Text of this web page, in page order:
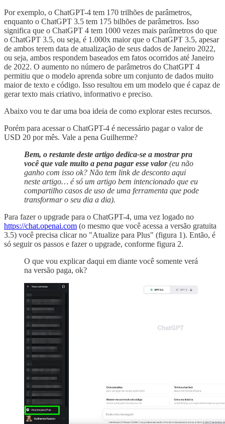
Por exemplo, o ChatGPT-4 tem 170 trilhões de parâmetros,
enquanto o ChatGPT 3.5 tem 175 bilhões de parâmetros. Isso
significa que o ChatGPT 4 tem 1000 vezes mais parâmetros do que
o ChatGPT 3.5, ou seja, é 1.000x maior que o ChatGPT 3.5, apesar
de ambos terem data de atualização de seus dados de Janeiro 2022,
ou seja, ambos respondem baseados em fatos ocorridos até Janeiro
de 2022. O aumento no número de parâmetros do ChatGPT 4
permitiu que o modelo aprenda sobre um conjunto de dados muito
maior de texto e código. Isso resultou em um modelo que é capaz de
gerar texto mais criativo, informativo e preciso.
Abaixo vou te dar uma boa ideia de como explorar estes recursos.
Porém para acessar o ChatGPT-4 é necessário pagar o valor de
USD 20 por mês. Vale a pena Guilherme?
Bem, o restante deste artigo dedica-se a mostrar pra
você que vale muito a pena pagar esse valor(eu não
ganho com isso ok? Não tem link de desconto aqui
neste artigo… é só um artigo bem intencionado que eu
compartilho casos de uso de uma ferramenta que pode
transformar o seu dia a dia).
Para fazer o upgrade para o ChatGPT-4, uma vez logado no
https://chat.openai.com (o mesmo que você acessa a versão gratuita
3.5) você precisa clicar no "Atualize para Plus" (figura 1). Então, é
só seguir os passos e fazer o upgrade, conforme figura 2.
O que vou explicar daqui em diante você somente verá
na versão paga, ok?